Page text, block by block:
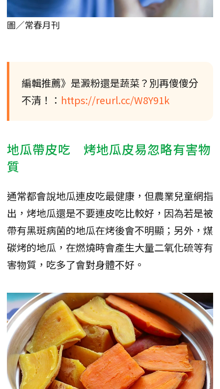
圖／常春月刊
編輯推薦》是澱粉還是蔬菜？別再傻傻分
不清！： https://reurl.cc/W8Y91k
地瓜帶皮吃 烤地瓜皮易忽略有害物
質
通常都會說地瓜連皮吃最健康，但農業兒童網指
出，烤地瓜還是不要連皮吃比較好，因為若是被
帶有黑斑病菌的地瓜在烤後會不明顯；另外，煤
碳烤的地瓜，在燃燒時會產生大量二氧化硫等有
害物質，吃多了會對身體不好。